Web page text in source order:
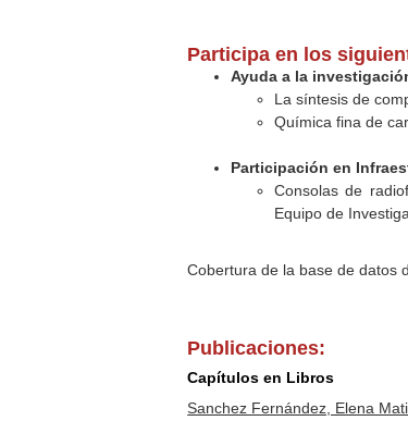
Participa en los
Ayuda a la
La síntesis de
Química fina de
Participación en
Consolas de
Equipo de
Cobertura de la base de datos
Publicaciones:
Capítulos en Libros
Sanchez Fernández, Elena